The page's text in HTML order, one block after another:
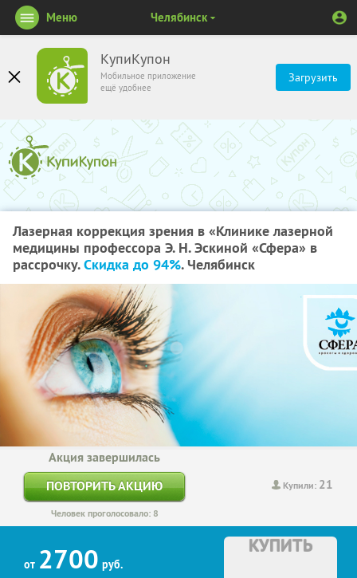
КупиКупон
Мобильное приложение
ещё удобнее
Загрузить
Меню Челябинск
Лазерная коррекция зрения в «Клинике лазерной
медицины профессора Э. Н. Эскиной «Сфера» в
рассрочку.Скидка до 94%. Челябинск
Купили: 21
Акция завершилась
ПОВТОРИТЬ АКЦИЮ
Человек проголосовало: 8
от 2700 руб.
КУПИТЬ